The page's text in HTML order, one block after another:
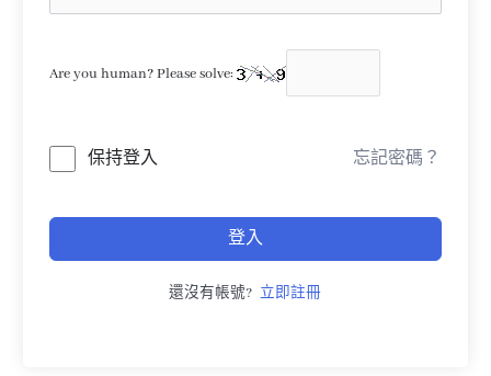
Are you human? Please solve:
保持登入 忘記密碼？
登入
還沒有帳號? 立即註冊